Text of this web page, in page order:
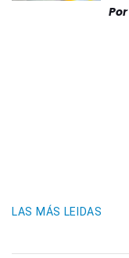
Por
LAS MÁS LEIDAS